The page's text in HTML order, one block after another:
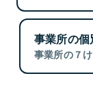
事業所の個
事業所の７